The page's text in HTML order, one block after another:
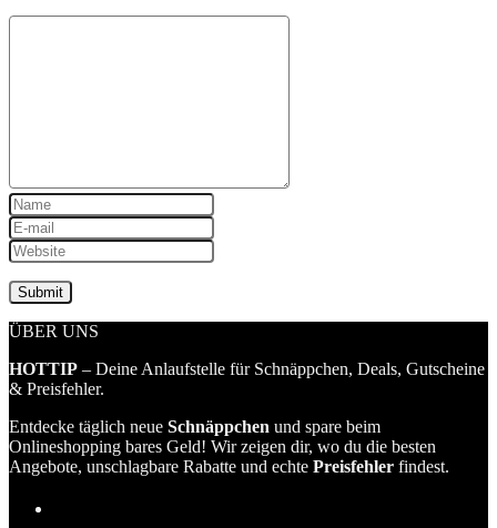
ÜBER UNS
HOTTIP – Deine Anlaufstelle für Schnäppchen, Deals, Gutscheine
& Preisfehler.
Entdecke täglich neue Schnäppchen und spare beim
Onlineshopping bares Geld! Wir zeigen dir, wo du die besten
Angebote, unschlagbare Rabatte und echte Preisfehler findest.